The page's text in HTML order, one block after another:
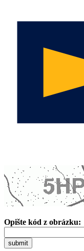
Opište kód z obrázku:
submit